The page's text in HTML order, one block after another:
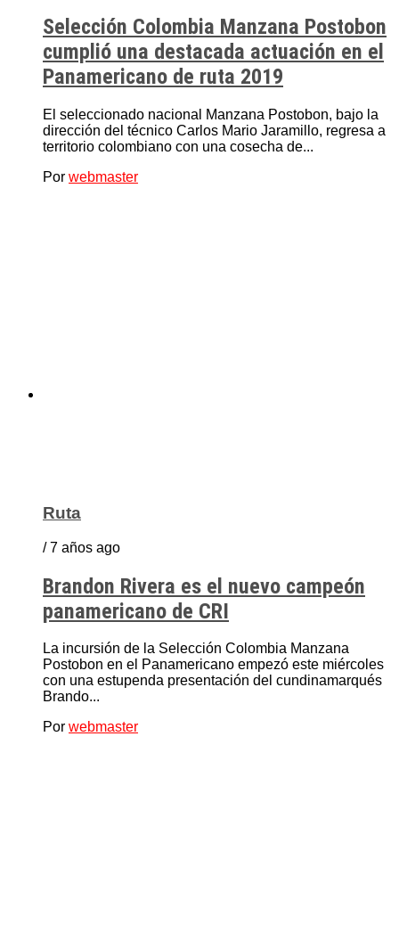
Selección Colombia Manzana Postobon
cumplió una destacada actuación en el
Panamericano de ruta 2019
El seleccionado nacional Manzana Postobon, bajo la
dirección del técnico Carlos Mario Jaramillo, regresa a
territorio colombiano con una cosecha de...
Por webmaster
Ruta
/ 7 años ago
Brandon Rivera es el nuevo campeón
panamericano de CRI
La incursión de la Selección Colombia Manzana
Postobon en el Panamericano empezó este miércoles
con una estupenda presentación del cundinamarqués
Brando...
Por webmaster